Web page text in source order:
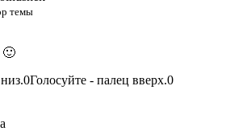
темы
🙂
0Голосуйте - палец вверх.0